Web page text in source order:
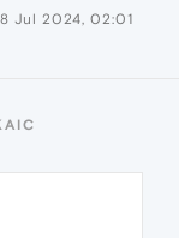
Jul 2024, 02:01